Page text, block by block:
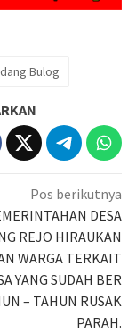
Bulog
Pos berikutnya
DESA
REJO HIRAUKAN
WARGA TERKAIT
YANG SUDAH BER
– TAHUN RUSAK
PARAH.